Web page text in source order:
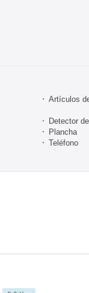
Artículos
Detector
Plancha
Teléfono